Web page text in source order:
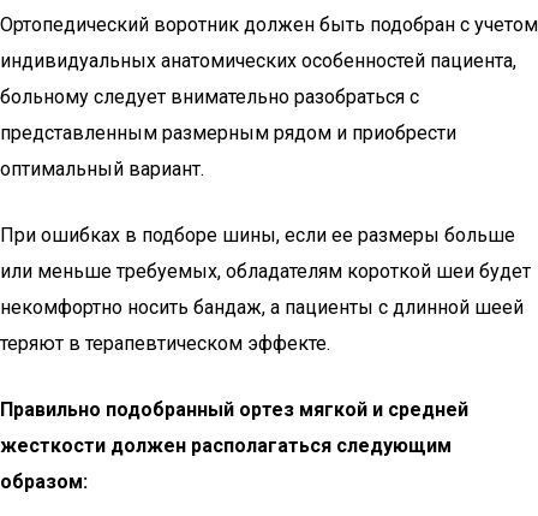
Ортопедический воротник должен быть подобран с учетом
индивидуальных анатомических особенностей пациента,
больному следует внимательно разобраться с
представленным размерным рядом и приобрести
оптимальный вариант.
При ошибках в подборе шины, если ее размеры больше
или меньше требуемых, обладателям короткой шеи будет
некомфортно носить бандаж, а пациенты с длинной шеей
теряют в терапевтическом эффекте.
Правильно подобранный ортез мягкой и средней
жесткости должен располагаться следующим
образом: